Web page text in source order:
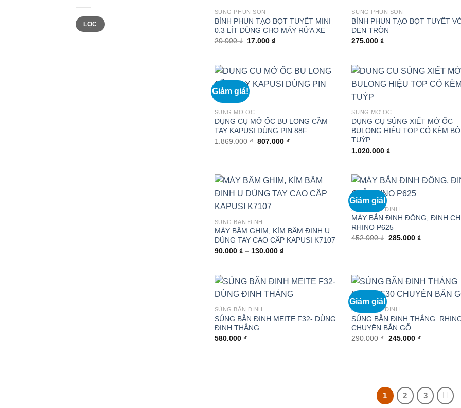
Giá
tối
thiểu
Giá
tối
đa
LỌC
SÚNG PHUN SƠN
BÌNH PHUN TẠO BỌT TUYẾT MINI
0.3 LÍT DÙNG CHO MÁY RỬA XE
20.000₫ Giá
17.000₫Giá
17.000 ₫.
SÚNG PHUN SƠN
BÌNH PHUN TẠO BỌT TUYẾT
ĐEN TRÒN
275.000₫
Giảm giá!
SÚNG MỞ ỐC
DỤNG CỤ MỞ ỐC BU LONG CẦM
TAY KAPUSI DÙNG PIN 88F
1.869.000₫ Giá
807.000₫Giá
SÚNG MỞ ỐC
DỤNG CỤ SÚNG XIẾT MỞ ỐC
BULONG HIỆU TOP CÓ KÈM BỘ
TUÝP
1.020.000₫
SÚNG BẮN ĐINH
MÁY BẤM GHIM, KÌM BẤM ĐINH U
DÙNG TAY CAO CẤP KAPUSI K7107
90.000 ₫ – 130.000 ₫Khoảng
đến
130.000 ₫
Giảm giá!
SÚNG BẮN ĐINH
MÁY BẮN ĐINH ĐỒNG, ĐINH
RHINO P625
452.000₫ Giá
285.000 ₫Giá
SÚNG BẮN ĐINH
SÚNG BẮN ĐINH MEITE F32- DÙNG
ĐINH THẲNG
580.000 ₫
Giảm giá!
SÚNG BẮN ĐINH
SÚNG BẮN ĐINH THẲNG
CHUYÊN BẮN GỖ
290.000₫ Giá
245.000 ₫Giá
1 2 3